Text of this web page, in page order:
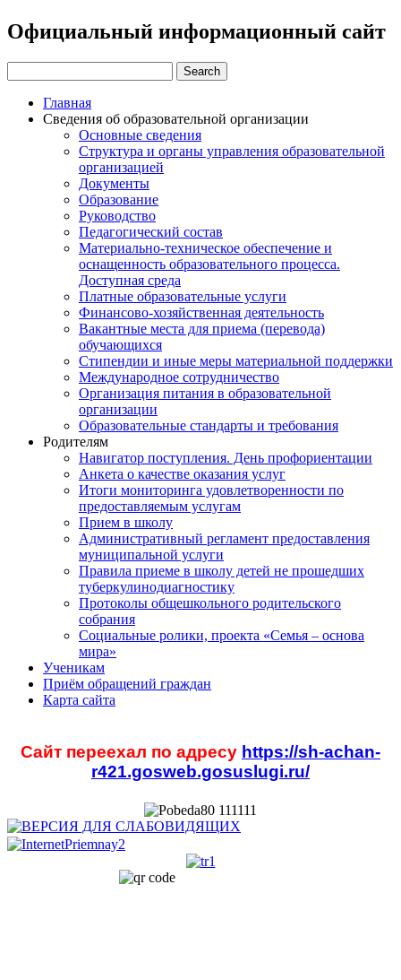
Официальный информационный сайт
Главная
Сведения об образовательной организации
Основные сведения
Структура и органы управления образовательной
организацией
Документы
Образование
Руководство
Педагогический состав
Материально-техническое обеспечение и
оснащенность образовательного процесса.
Доступная среда
Платные образовательные услуги
Финансово-хозяйственная деятельность
Вакантные места для приема (перевода)
обучающихся
Стипендии и иные меры материальной поддержки
Международное сотрудничество
Организация питания в образовательной
организации
Образовательные стандарты и требования
Родителям
Навигатор поступления. День профориентации
Анкета о качестве оказания услуг
Итоги мониторинга удовлетворенности по
предоставляемым услугам
Прием в школу
Административный регламент предоставления
муниципальной услуги
Правила приеме в школу детей не прошедших
туберкулинодиагностику
Протоколы общешкольного родительского
собрания
Социальные ролики, проекта «Семья – основа
мира»
Ученикам
Приём обращений граждан
Карта сайта
Сайт переехал по адресу https://sh-achan-
r421.gosweb.gosuslugi.ru/